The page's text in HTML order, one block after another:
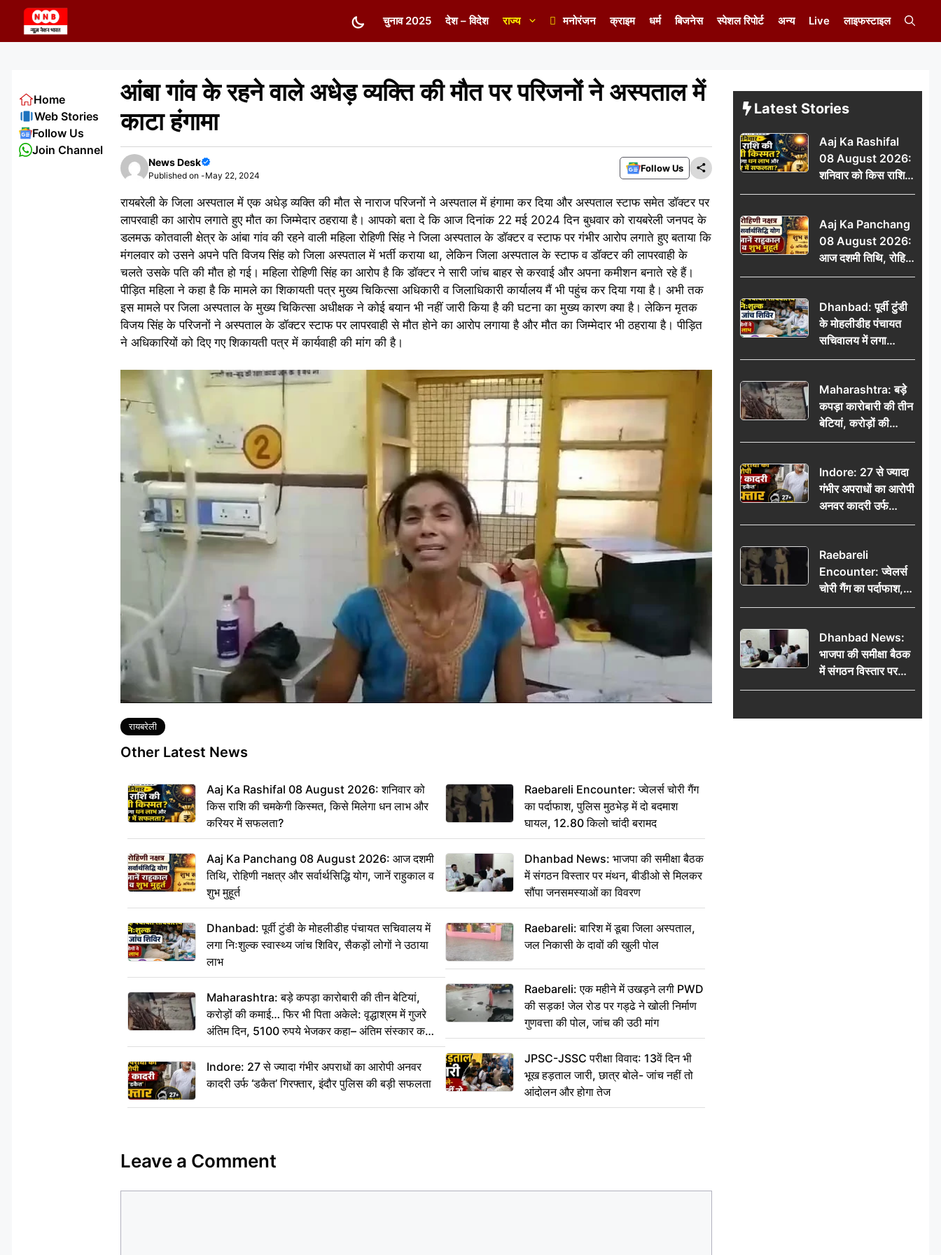
content
चुनाव 2025 देश – विदेश राज्य मनोरंजन क्राइम धर्म बिजनेस स्पेशल रिपोर्ट अन्य Live लाइफस्टाइल
आंबा गांव के रहने वाले अधेड़ व्यक्ति की मौत पर परिजनों ने अस्पताल में
काटा हंगामा
News Desk
Published on -May 22, 2024
Follow Us
रायबरेली के जिला अस्पताल में एक अधेड़ व्यक्ति की मौत से नाराज परिजनों ने अस्पताल में हंगामा कर दिया और अस्पताल स्टाफ समेत डॉक्टर पर
लापरवाही का आरोप लगाते हुए मौत का जिम्मेदार ठहराया है। आपको बता दे कि आज दिनांक 22 मई 2024 दिन बुधवार को रायबरेली जनपद के
डलमऊ कोतवाली क्षेत्र के आंबा गांव की रहने वाली महिला रोहिणी सिंह ने जिला अस्पताल के डॉक्टर व स्टाफ पर गंभीर आरोप लगाते हुए बताया कि
मंगलवार को उसने अपने पति विजय सिंह को जिला अस्पताल में भर्ती कराया था, लेकिन जिला अस्पताल के स्टाफ व डॉक्टर की लापरवाही के
चलते उसके पति की मौत हो गई। महिला रोहिणी सिंह का आरोप है कि डॉक्टर ने सारी जांच बाहर से करवाई और अपना कमीशन बनाते रहे हैं।
पीड़ित महिला ने कहा है कि मामले का शिकायती पत्र मुख्य चिकित्सा अधिकारी व जिलाधिकारी कार्यालय मैं भी पहुंच कर दिया गया है। अभी तक
इस मामले पर जिला अस्पताल के मुख्य चिकित्सा अधीक्षक ने कोई बयान भी नहीं जारी किया है की घटना का मुख्य कारण क्या है। लेकिन मृतक
विजय सिंह के परिजनों ने अस्पताल के डॉक्टर स्टाफ पर लापरवाही से मौत होने का आरोप लगाया है और मौत का जिम्मेदार भी ठहराया है। पीड़ित
ने अधिकारियों को दिए गए शिकायती पत्र में कार्यवाही की मांग की है।
Tags
रायबरेली
Other Latest News
Aaj Ka Rashifal 08 August 2026: शनिवार को
किस राशि की चमकेगी किस्मत, किसे मिलेगा धन लाभ और
करियर में सफलता?
Aaj Ka Panchang 08 August 2026: आज दशमी
तिथि, रोहिणी नक्षत्र और सर्वार्थसिद्धि योग, जानें राहुकाल व
शुभ मुहूर्त
Dhanbad: पूर्वी टुंडी के मोहलीडीह पंचायत सचिवालय में
लगा निःशुल्क स्वास्थ्य जांच शिविर, सैकड़ों लोगों ने उठाया
लाभ
Maharashtra: बड़े कपड़ा कारोबारी की तीन बेटियां,
करोड़ों की कमाई… फिर भी पिता अकेले: वृद्धाश्रम में गुजरे
अंतिम दिन, 5100 रुपये भेजकर कहा– अंतिम संस्कार कर
दीजिए हम नहीं आ पाएंगे
Indore: 27 से ज्यादा गंभीर अपराधों का आरोपी अनवर
कादरी उर्फ ‘डकैत’ गिरफ्तार, इंदौर पुलिस की बड़ी सफलता
Raebareli Encounter: ज्वेलर्स चोरी गैंग
का पर्दाफाश, पुलिस मुठभेड़ में दो बदमाश
घायल, 12.80 किलो चांदी बरामद
Dhanbad News: भाजपा की समीक्षा बैठक
में संगठन विस्तार पर मंथन, बीडीओ से मिलकर
सौंपा जनसमस्याओं का विवरण
Raebareli: बारिश में डूबा जिला अस्पताल,
जल निकासी के दावों की खुली पोल
Raebareli: एक महीने में उखड़ने लगी PWD
की सड़क! जेल रोड पर गड्ढे ने खोली निर्माण
गुणवत्ता की पोल, जांच की उठी मांग
JPSC-JSSC परीक्षा विवाद: 13वें दिन भी
भूख हड़ताल जारी, छात्र बोले- जांच नहीं तो
आंदोलन और होगा तेज
Leave a Comment
Home
Web Stories
Follow Us
Join Channel
Latest Stories
Aaj Ka Rashifal
08 August 2026:
शनिवार को किस राशि
की चमकेगी किस्मत,
और करियर में सफलता?
Aaj Ka Panchang
08 August 2026:
आज दशमी तिथि, रोहिणी
नक्षत्र और सर्वार्थसिद्धि
शुभ मुहूर्त
Dhanbad: पूर्वी टुंडी
के मोहलीडीह पंचायत
सचिवालय में लगा
निःशुल्क स्वास्थ्य जांच
उठाया लाभ
Maharashtra: बड़े
कपड़ा कारोबारी की तीन
बेटियां, करोड़ों की
कमाई… फिर भी पिता
अंतिम दिन, 5100 रुपये
भेजकर कहा– अंतिम
संस्कार कर दीजिए हम
नहीं आ पाएंगे
Indore: 27 से ज्यादा
गंभीर अपराधों का आरोपी
अनवर कादरी उर्फ
‘डकैत’ गिरफ्तार, इंदौर
Raebareli
Encounter: ज्वेलर्स
चोरी गैंग का पर्दाफाश,
पुलिस मुठभेड़ में दो
किलो चांदी बरामद
Dhanbad News:
भाजपा की समीक्षा बैठक
में संगठन विस्तार पर
मंथन, बीडीओ से
जनसमस्याओं का विवरण